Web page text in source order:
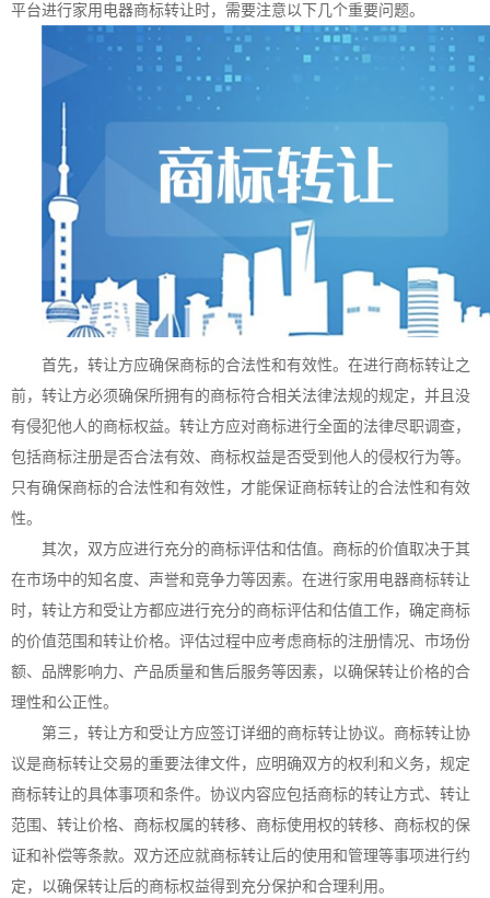
平台进行家用电器商标转让时，需要注意以下几个重要问题。
首先，转让方应确保商标的合法性和有效性。在进行商标转让之
前，转让方必须确保所拥有的商标符合相关法律法规的规定，并且没
有侵犯他人的商标权益。转让方应对商标进行全面的法律尽职调查，
包括商标注册是否合法有效、商标权益是否受到他人的侵权行为等。
只有确保商标的合法性和有效性，才能保证商标转让的合法性和有效
性。
其次，双方应进行充分的商标评估和估值。商标的价值取决于其
在市场中的知名度、声誉和竞争力等因素。在进行家用电器商标转让
时，转让方和受让方都应进行充分的商标评估和估值工作，确定商标
的价值范围和转让价格。评估过程中应考虑商标的注册情况、市场份
额、品牌影响力、产品质量和售后服务等因素，以确保转让价格的合
理性和公正性。
第三，转让方和受让方应签订详细的商标转让协议。商标转让协
议是商标转让交易的重要法律文件，应明确双方的权利和义务，规定
商标转让的具体事项和条件。协议内容应包括商标的转让方式、转让
范围、转让价格、商标权属的转移、商标使用权的转移、商标权的保
证和补偿等条款。双方还应就商标转让后的使用和管理等事项进行约
定，以确保转让后的商标权益得到充分保护和合理利用。